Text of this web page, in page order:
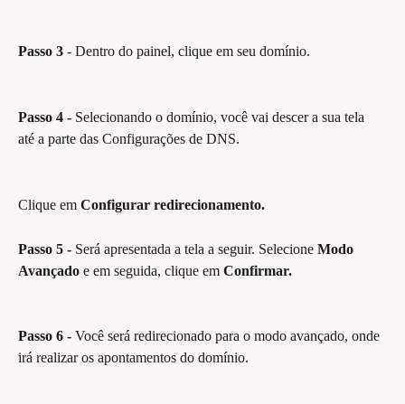
Passo 3 - Dentro do painel, clique em seu domínio.
Passo 4 - Selecionando o domínio, você vai descer a sua tela
até a parte das Configurações de DNS.
Clique em Configurar redirecionamento.
Passo 5 - Será apresentada a tela a seguir. Selecione Modo
Avançado e em seguida, clique em Confirmar.
Passo 6 - Você será redirecionado para o modo avançado, onde
irá realizar os apontamentos do domínio.